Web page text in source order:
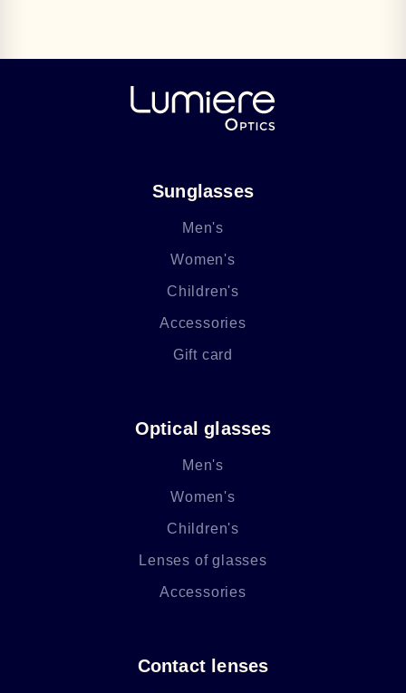
Sunglasses
Men's
Women's
Children's
Accessories
Gift card
Optical glasses
Men's
Women's
Children's
Lenses of glasses
Accessories
Contact lenses